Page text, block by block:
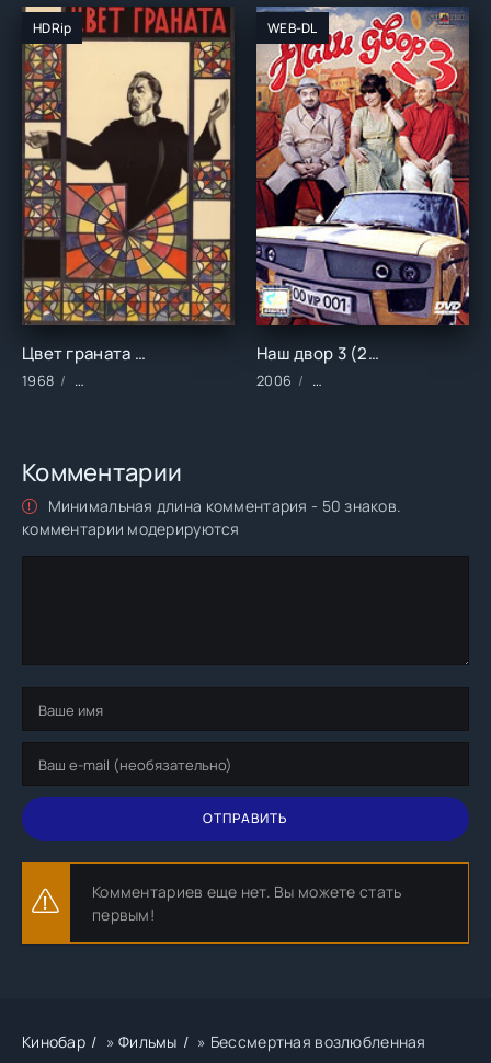
HDRip
Цвет граната (1968)
1968 Фильмы/Зарубежные/Биография/Драма/Исторические/
WEB-DL
Наш двор 3 (2006)
2006 Фильмы/Зарубежные/
Комментарии
Минимальная длина комментария - 50 знаков.
комментарии модерируются
ОТПРАВИТЬ
Комментариев еще нет. Вы можете стать
первым!
Кинобар »Фильмы » Бессмертная возлюбленная